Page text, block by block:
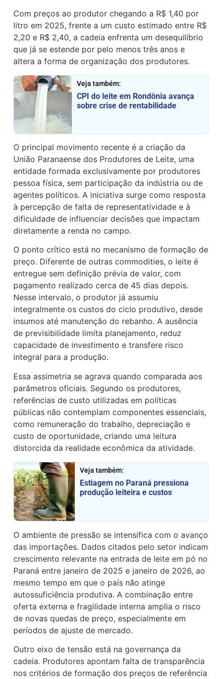
Com preços ao produtor chegando a R$ 1,40 por
litro em 2025, frente a um custo estimado entre R$
2,20 e R$ 2,40, a cadeia enfrenta um desequilíbrio
que já se estende por pelo menos três anos e
altera a forma de organização dos produtores.
Veja também:
CPI do leite em Rondônia avança
sobre crise de rentabilidade
O principal movimento recente é a criação da
União Paranaense dos Produtores de Leite, uma
entidade formada exclusivamente por produtores
pessoa física, sem participação da indústria ou de
agentes políticos. A iniciativa surge como resposta
à percepção de falta de representatividade e à
dificuldade de influenciar decisões que impactam
diretamente a renda no campo.
O ponto crítico está no mecanismo de formação de
preço. Diferente de outras commodities, o leite é
entregue sem definição prévia de valor, com
pagamento realizado cerca de 45 dias depois.
Nesse intervalo, o produtor já assumiu
integralmente os custos do ciclo produtivo, desde
insumos até manutenção do rebanho. A ausência
de previsibilidade limita planejamento, reduz
capacidade de investimento e transfere risco
integral para a produção.
Essa assimetria se agrava quando comparada aos
parâmetros oficiais. Segundo os produtores,
referências de custo utilizadas em políticas
públicas não contemplam componentes essenciais,
como remuneração do trabalho, depreciação e
custo de oportunidade, criando uma leitura
distorcida da realidade econômica da atividade.
Veja também:
Estiagem no Paraná pressiona
produção leiteira e custos
O ambiente de pressão se intensifica com o avanço
das importações. Dados citados pelo setor indicam
crescimento relevante na entrada de leite em pó no
Paraná entre janeiro de 2025 e janeiro de 2026, ao
mesmo tempo em que o país não atinge
autossuficiência produtiva. A combinação entre
oferta externa e fragilidade interna amplia o risco
de novas quedas de preço, especialmente em
períodos de ajuste de mercado.
Outro eixo de tensão está na governança da
cadeia. Produtores apontam falta de transparência
nos critérios de formação dos preços de referência